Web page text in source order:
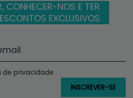
CONHECER-NOS E TER
EXCLUSIVOS
de privacidade